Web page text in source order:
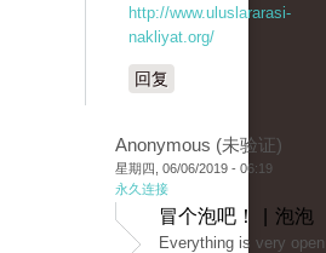
http://www.uluslararasi-
nakliyat.org/
回复
Anonymous (未验证)
星期四, 06/06/2019 - 06:19
永久连接
冒个泡吧！ | 泡泡
Everything is very